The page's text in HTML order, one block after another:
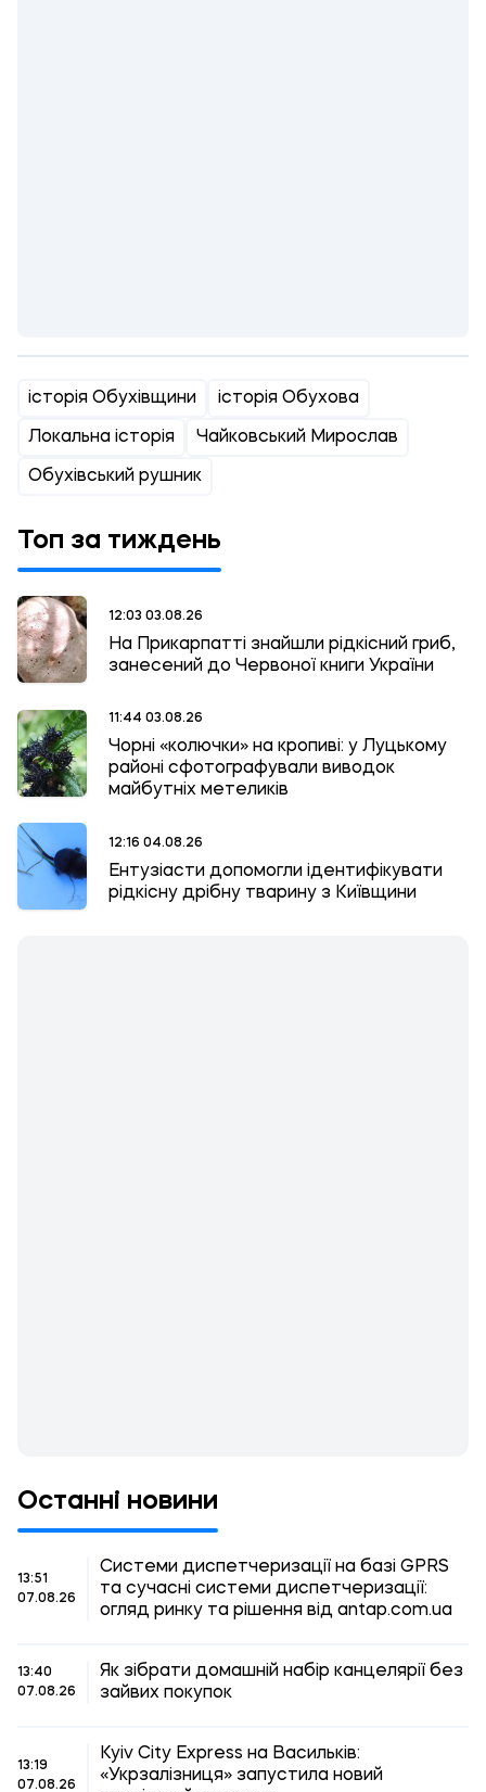
історія Обухівщини історія Обухова
Локальна історія Чайковський Мирослав
Обухівський рушник
Топ за тиждень
12:03 03.08.26
На Прикарпатті знайшли рідкісний гриб,
занесений до Червоної книги України
11:44 03.08.26
Чорні «колючки» на кропиві: у Луцькому
районі сфотографували виводок
майбутніх метеликів
12:16 04.08.26
Ентузіасти допомогли ідентифікувати
рідкісну дрібну тварину з Київщини
Останні новини
13:51
07.08.26
Системи диспетчеризації на базі GPRS
та сучасні системи диспетчеризації:
огляд ринку та рішення від antap.com.ua
13:40
07.08.26
Як зібрати домашній набір канцелярії без
зайвих покупок
13:19
07.08.26
Kyiv City Express на Васильків:
«Укрзалізниця» запустила новий